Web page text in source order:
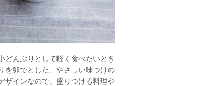
どんぶりとして軽く食べたいとき
を卵でとじた、やさしい味つけの
ザインなので、盛りつける料理や